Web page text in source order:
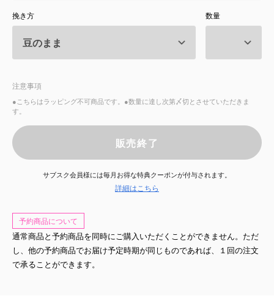
お知らせ
よくある質問
店舗情報
挽き方 数量
注意事項
●こちらはラッピング不可商品です。●数量に達し次第〆切とさせていただきま
す。
販売終了
サブスク会員様には毎月お得な特典クーポンが付与されます。
詳細はこちら
予約商品について
通常商品と予約商品を同時にご購入いただくことができません。ただ
し、他の予約商品でお届け予定時期が同じものであれば、１回の注文
で承ることができます。